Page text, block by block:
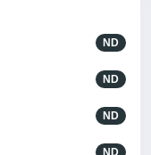
ND
ND
ND
ND